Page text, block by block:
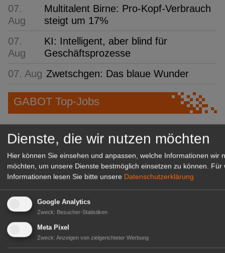
07.
Aug
Multitalent Birne: Pro-Kopf-Verbrauch
steigt um 17%
07.
Aug
KI: Intelligent, aber blind für
Geschäftsprozesse
07. Aug Zwetschgen: Das blaue Wunder
GABOT Top-Jobs
Kientzler Jungpflanzen GmbH
& Co KG
Gärtner im Zierpflanzenbau
Dienste, die wir nutzen möchten
Hier können Sie einsehen und anpassen, welche Informationen wir
möchten, um unsere Dienste bestmöglich einsetzen zu können. Für
Informationen lesen Sie bitte unsere Datenschutzerklärung
Google Analytics
Zweck: Besucher-Statistiken
Meta Pixel
Zweck: Anzeigen von zielgerichteter Werbung